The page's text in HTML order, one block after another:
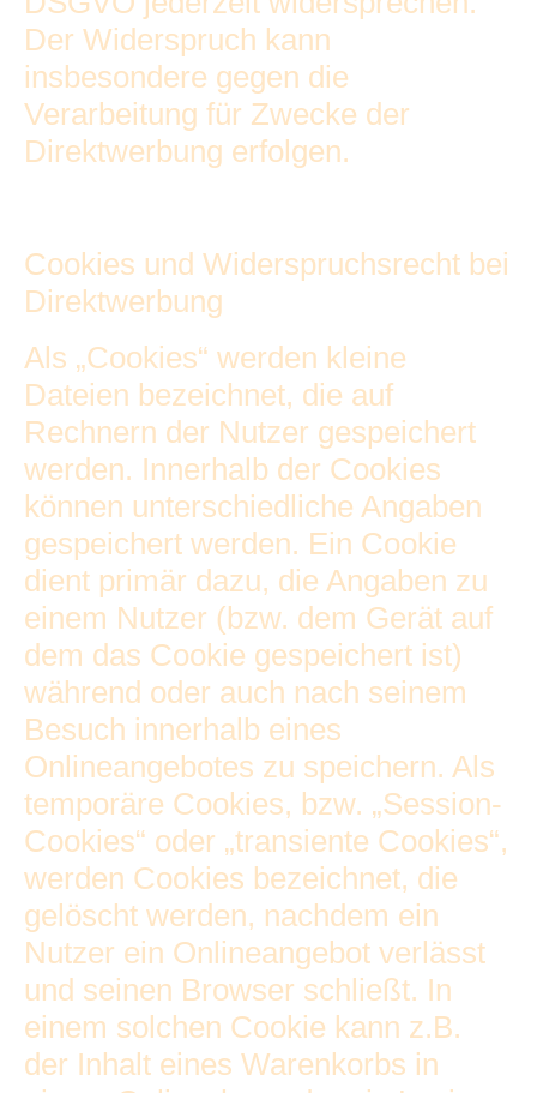
Der Widerspruch kann
insbesondere gegen die
Verarbeitung für Zwecke der
Direktwerbung erfolgen.
Cookies und Widerspruchsrecht bei
Direktwerbung
Als „Cookies“ werden kleine
Dateien bezeichnet, die auf
Rechnern der Nutzer gespeichert
werden. Innerhalb der Cookies
können unterschiedliche Angaben
gespeichert werden. Ein Cookie
dient primär dazu, die Angaben zu
einem Nutzer (bzw. dem Gerät auf
dem das Cookie gespeichert ist)
während oder auch nach seinem
Besuch innerhalb eines
Onlineangebotes zu speichern. Als
temporäre Cookies, bzw. „Session-
Cookies“ oder „transiente Cookies“,
werden Cookies bezeichnet, die
gelöscht werden, nachdem ein
Nutzer ein Onlineangebot verlässt
und seinen Browser schließt. In
einem solchen Cookie kann z.B.
der Inhalt eines Warenkorbs in